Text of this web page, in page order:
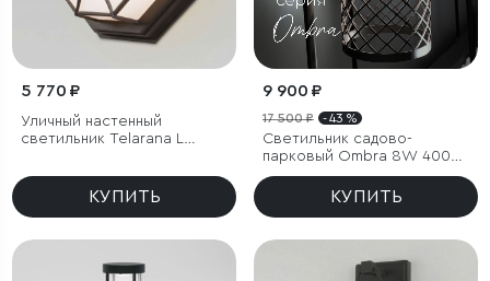
5 770 ₽
Уличный настенный
светильник Telarana L
КУПИТЬ
9 900 ₽
17 500 ₽ - 43 %
Светильник садово-
парковый Ombra 8W 4000K
черный
КУПИТЬ